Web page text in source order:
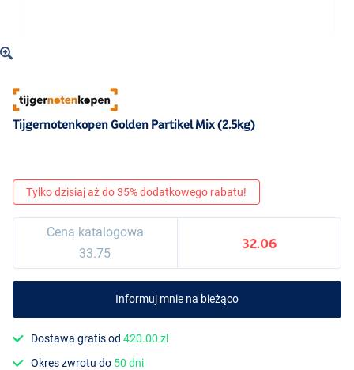
Tijgernotenkopen Golden Partikel Mix (2.5kg)
Tylko dzisiaj aż do 35% dodatkowego rabatu!
Cena katalogowa
33.75
32.06
Informuj mnie na bieżąco
Dostawa gratis od420.00 zl
Okres zwrotu do 50 dni